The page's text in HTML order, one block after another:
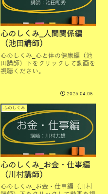
心のしくみ_人間関係編
（池田講師）
心のしくみ_心と体の健康編（池
田講師）下をクリックして動画を
視聴ください。
2025.04.06
心のしくみ
心のしくみ_お金・仕事編
（川村講師）
心のしくみ_お金・仕事編（川村